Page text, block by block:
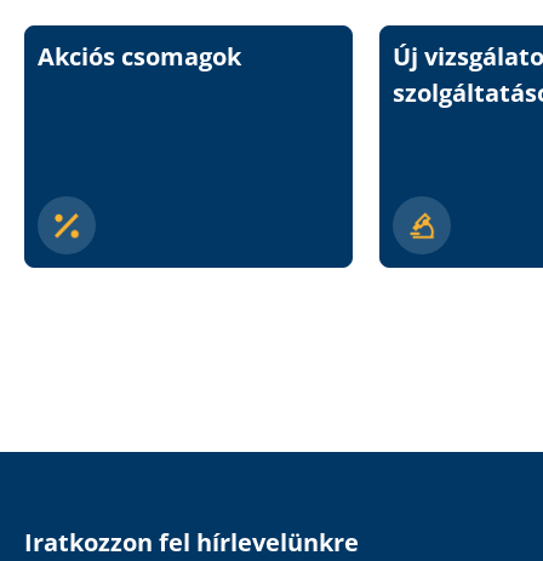
Akciós csomagok
Új
Iratkozzon fel hírlevelünkre